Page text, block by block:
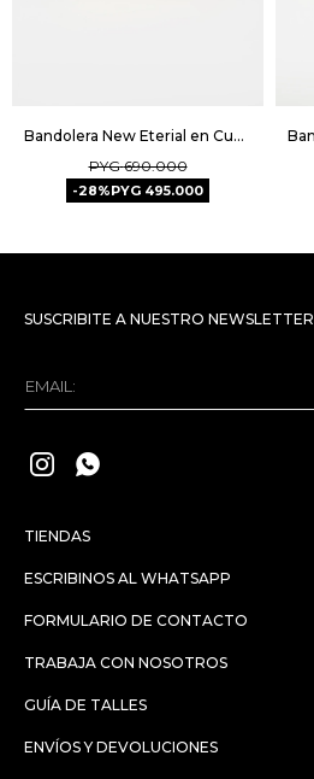
Bandolera New Eterial en Cuero Gamuza - Oxido
PYG 690.000
28 PYG 495.000
TIENDAS
ESCRIBINOS AL WHATSAPP
FORMULARIO DE CONTACTO
TRABAJA CON NOSOTROS
GUÍA DE TALLES
ENVÍOS Y DEVOLUCIONES
SUSCRIBITE A NUESTRO NEWSLETTER
 